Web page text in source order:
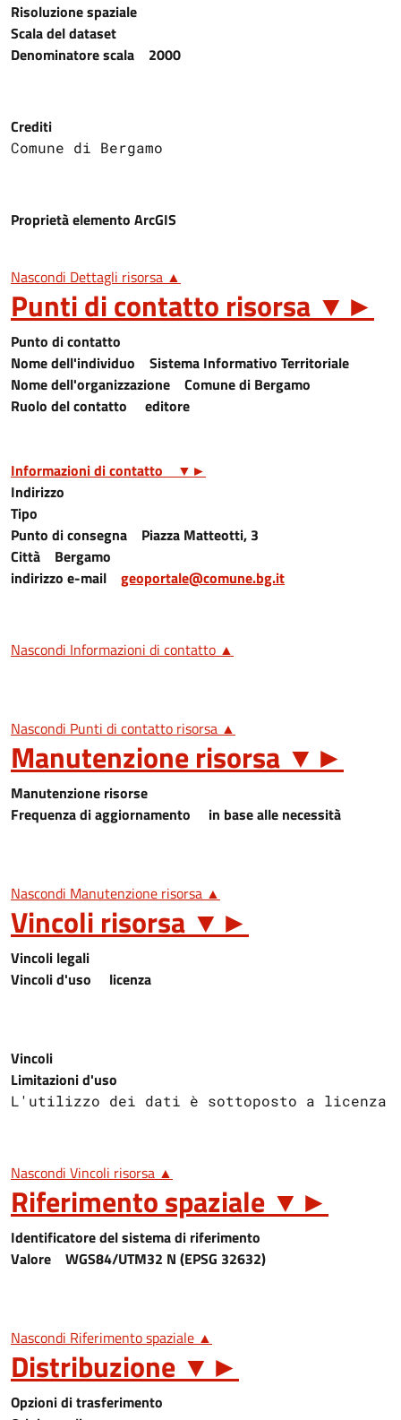
Risoluzione spaziale
Scala del dataset
Denominatore scala 2000
Crediti
Comune di Bergamo
Proprietà elemento ArcGIS
Nascondi Dettagli risorsa ▲
Punti di contatto risorsa ▼ ►
Punto di contatto
Nome dell'individuo Sistema Informativo Territoriale
Nome dell'organizzazione Comune di Bergamo
Ruolo del contatto editore
Informazioni di contatto ▼ ►
Indirizzo
Tipo
Punto di consegna Piazza Matteotti, 3
Città Bergamo
indirizzo e-mail
geoportale@comune.bg.it
Nascondi Informazioni di contatto ▲
Nascondi Punti di contatto risorsa ▲
Manutenzione risorsa ▼ ►
Manutenzione risorse
Frequenza di aggiornamento in base alle necessità
Nascondi Manutenzione risorsa ▲
Vincoli risorsa ▼ ►
Vincoli legali
Vincoli d'uso licenza
Vincoli
Limitazioni d'uso
L'utilizzo dei dati è sottoposto a licenza
Nascondi Vincoli risorsa ▲
Riferimento spaziale ▼ ►
Identificatore del sistema di riferimento
Valore WGS84/UTM32 N (EPSG 32632)
Nascondi Riferimento spaziale ▲
Distribuzione ▼ ►
Opzioni di trasferimento